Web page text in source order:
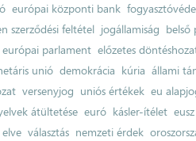
európai központi bank
szerződési feltétel jogállamiság belső
európai parlament előzetes
unió demokrácia kúria állami
versenyjog uniós értékek eu
átültetése euró kásler-ítélet
választás nemzeti érdek